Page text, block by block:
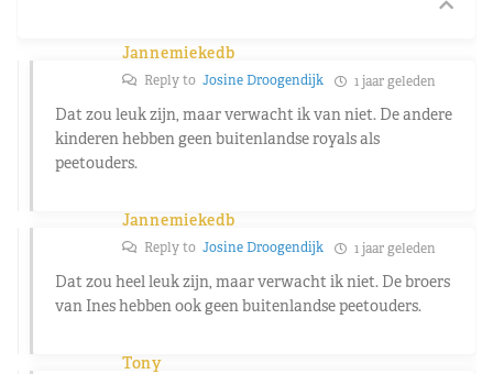
Jannemiekedb
Reply to Josine Droogendijk 1 jaar geleden
Dat zou leuk zijn, maar verwacht ik van niet. De andere
kinderen hebben geen buitenlandse royals als
peetouders.
Jannemiekedb
Reply to Josine Droogendijk 1 jaar geleden
Dat zou heel leuk zijn, maar verwacht ik niet. De broers
van Ines hebben ook geen buitenlandse peetouders.
Tony